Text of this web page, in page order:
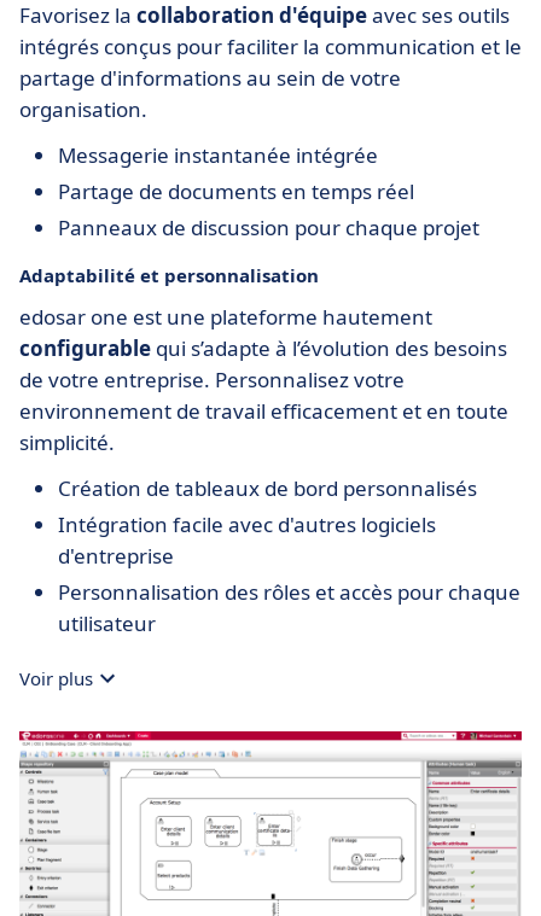
Favorisez la collaboration d'équipeavec ses outils
intégrés conçus pour faciliter la communication et le
partage d'informations au sein de votre
organisation.
Messagerie instantanée intégrée
Partage de documents en temps réel
Panneaux de discussion pour chaque projet
Adaptabilité et personnalisation
edosar one est une plateforme hautement
configurable qui s’adapte à l’évolution des besoins
de votre entreprise. Personnalisez votre
environnement de travail efficacement et en toute
simplicité.
Création de tableaux de bord personnalisés
Intégration facile avec d'autres logiciels
d'entreprise
Personnalisation des rôles et accès pour chaque
utilisateur
Voir plus